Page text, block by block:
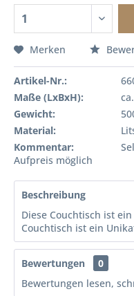
Merken
Artikel-Nr.:
Maße (LxBxH):
Gewicht:
Material:
Kommentar:
Aufpreis möglich
Beschreibung
Diese Couchtisch ist
Couchtisch ist ein
Bewertungen
0
Bewertungen lesen,